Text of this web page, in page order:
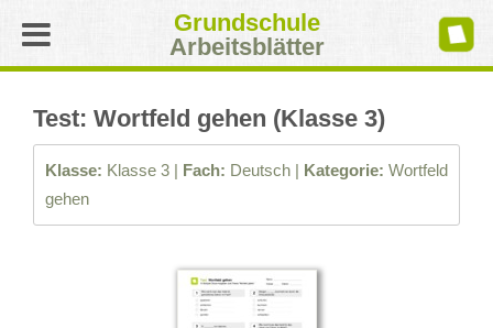
Grundschule
Arbeitsblätter
Test: Wortfeld gehen (Klasse 3)
Klasse: Klasse 3 | Fach: Deutsch | Kategorie: Wortfeld
gehen